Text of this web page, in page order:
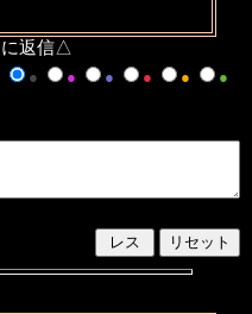
返信△
● ● ● ● ●
●